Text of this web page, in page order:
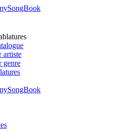
artiste
genre